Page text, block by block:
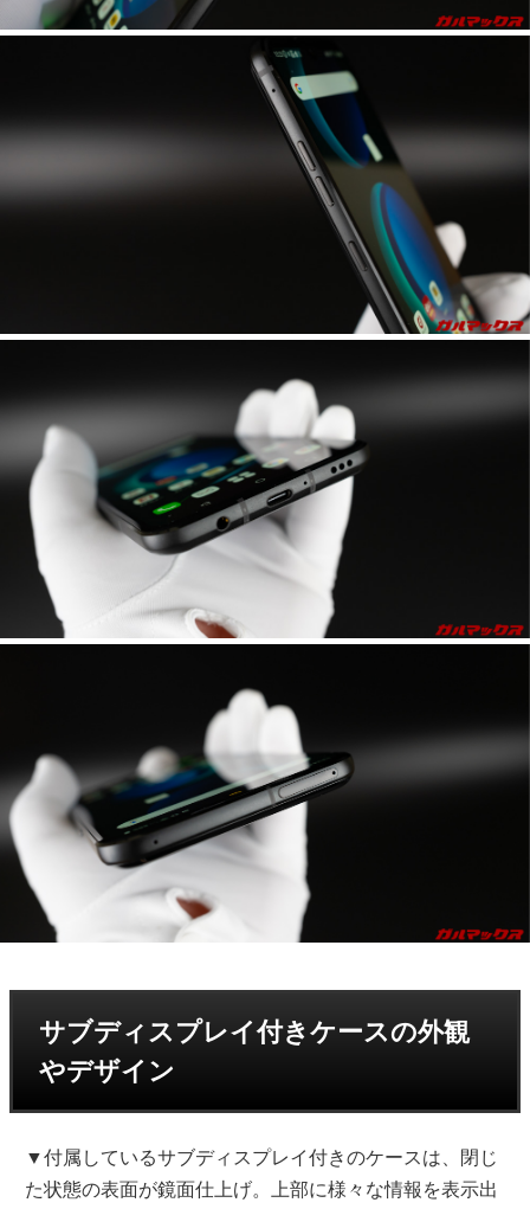
サブディスプレイ付きケースの外観
やデザイン
▼付属しているサブディスプレイ付きのケースは、閉じ
た状態の表面が鏡面仕上げ。上部に様々な情報を表示出